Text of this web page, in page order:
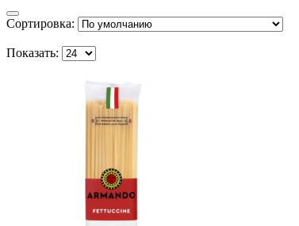
Сортировка:
Показать: